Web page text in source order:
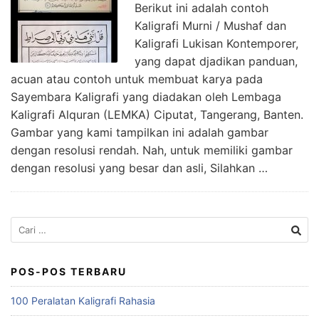
Berikut ini adalah contoh
Kaligrafi Murni / Mushaf dan
Kaligrafi Lukisan Kontemporer,
yang dapat djadikan panduan,
acuan atau contoh untuk membuat karya pada
Sayembara Kaligrafi yang diadakan oleh Lembaga
Kaligrafi Alquran (LEMKA) Ciputat, Tangerang, Banten.
Gambar yang kami tampilkan ini adalah gambar
dengan resolusi rendah. Nah, untuk memiliki gambar
dengan resolusi yang besar dan asli, Silahkan …
Cari
untuk:
POS-POS TERBARU
100 Peralatan Kaligrafi Rahasia